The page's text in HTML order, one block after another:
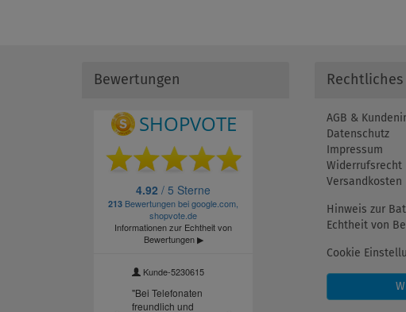
Bewertungen Rechtliches
AGB &
Datenschutz
Impressum
Widerrufsrecht
Versandkosten
Hinweis zur
Echtheit von
Cookie